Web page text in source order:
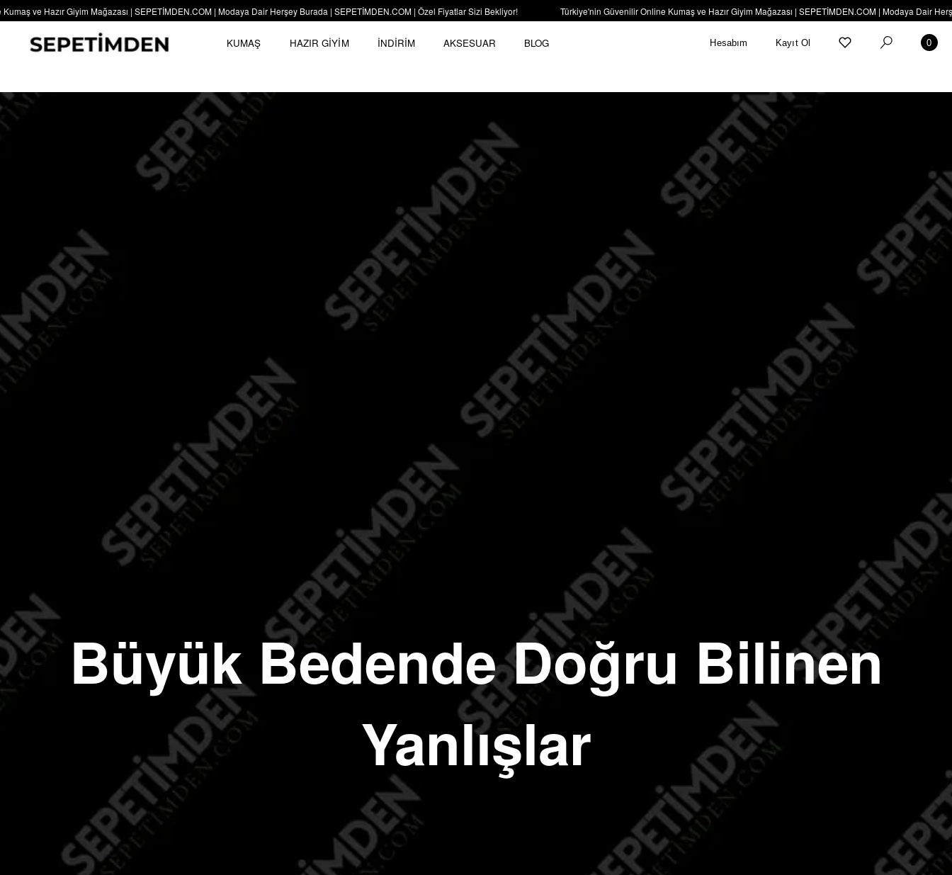
ve Hazır Giyim Mağazası | SEPETİMDEN.COM | Modaya Dair Herşey Burada | SEPETİMDEN.COM | Özel Fiyatlar Sizi Bekliyor! Türkiye'nin Güvenilir Online Kumaş ve Hazır Giyim Mağazası | SEPETİMDEN.COM | Modaya Dair Herşey
KUMAŞ HAZIR GİYİM İNDİRİM AKSESUAR BLOG Hesabım Kayıt Ol 0
Büyük Bedende Doğru Bilinen
Yanlışlar